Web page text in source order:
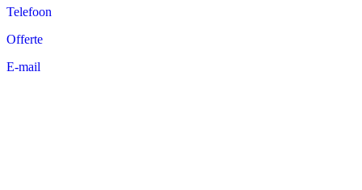
Telefoon
Offerte
E-mail